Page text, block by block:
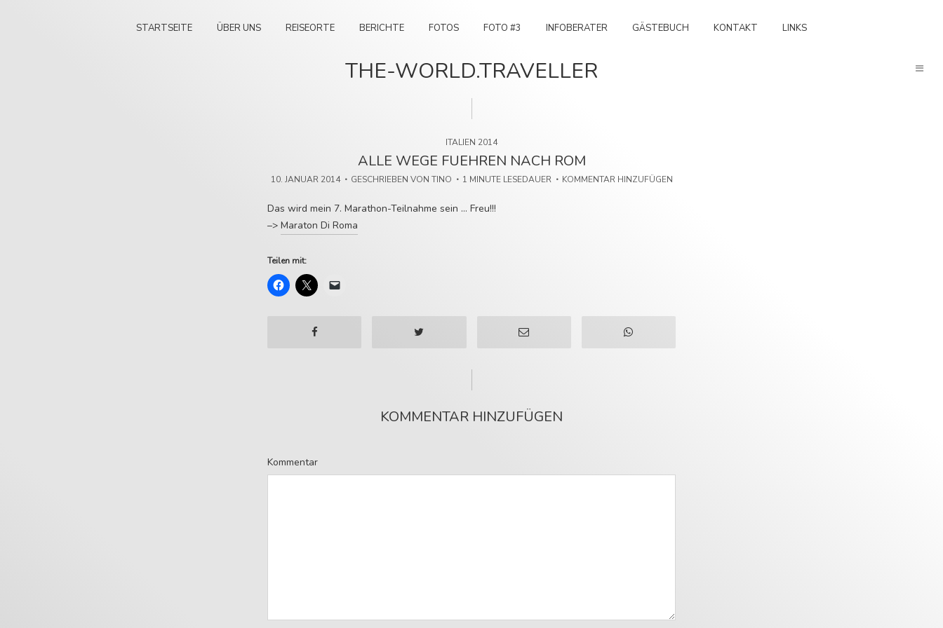
STARTSEITE ÜBER UNS REISEORTE BERICHTE FOTOS FOTO #3 INFOBERATER GÄSTEBUCH KONTAKT LINKS
THE-WORLD.TRAVELLER
ITALIEN 2014
ALLE WEGE FUEHREN NACH ROM
10. JANUAR 2014 GESCHRIEBEN VON TINO 1 MINUTE LESEDAUER KOMMENTAR HINZUFÜGEN
Das wird mein 7. Marathon-Teilnahme sein … Freu!!!
–> Maraton Di Roma
Teilen mit:
KOMMENTAR HINZUFÜGEN
Kommentar